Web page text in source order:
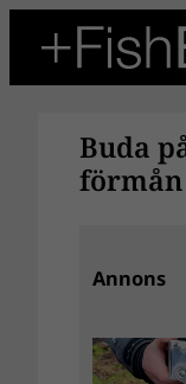
innehåll
Buda
Annons